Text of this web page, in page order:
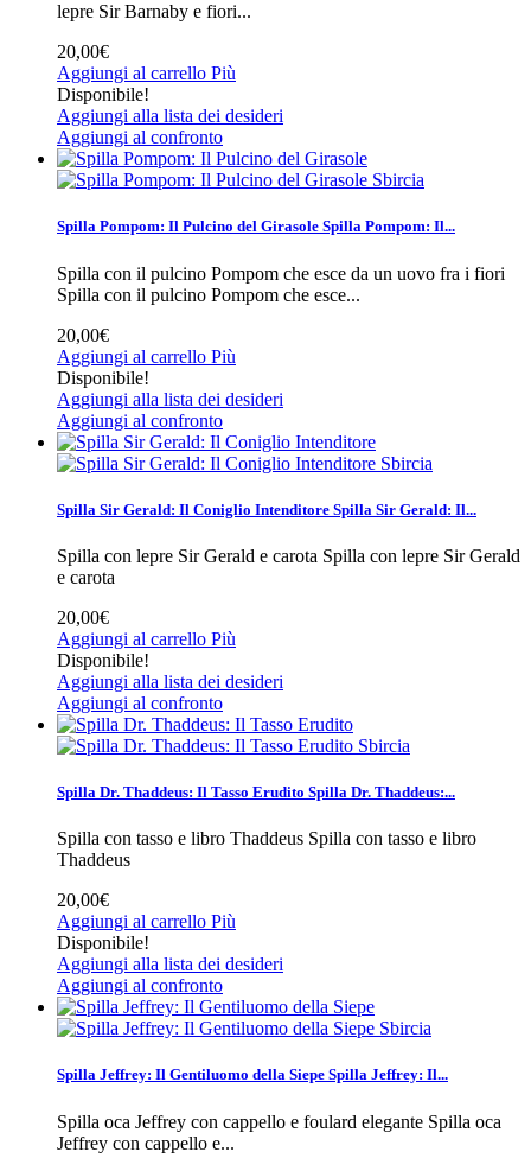
lepre Sir Barnaby e fiori...
20,00€
Aggiungi al carrello Più
Disponibile!
Aggiungi alla lista dei desideri
Aggiungi al confronto
Sbircia
Spilla Pompom: Il Pulcino del Girasole Spilla Pompom: Il...
Spilla con il pulcino Pompom che esce da un uovo fra i fiori
Spilla con il pulcino Pompom che esce...
20,00€
Aggiungi al carrello Più
Disponibile!
Aggiungi alla lista dei desideri
Aggiungi al confronto
Sbircia
Spilla Sir Gerald: Il Coniglio Intenditore Spilla Sir Gerald: Il...
Spilla con lepre Sir Gerald e carota Spilla con lepre Sir Gerald
e carota
20,00€
Aggiungi al carrello Più
Disponibile!
Aggiungi alla lista dei desideri
Aggiungi al confronto
Sbircia
Spilla Dr. Thaddeus: Il Tasso Erudito Spilla Dr. Thaddeus:...
Spilla con tasso e libro Thaddeus Spilla con tasso e libro
Thaddeus
20,00€
Aggiungi al carrello Più
Disponibile!
Aggiungi alla lista dei desideri
Aggiungi al confronto
Sbircia
Spilla Jeffrey: Il Gentiluomo della Siepe Spilla Jeffrey: Il...
Spilla oca Jeffrey con cappello e foulard elegante Spilla oca
Jeffrey con cappello e...